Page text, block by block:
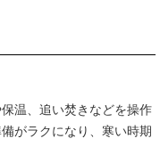
温、追い焚きなどを操作
がラクになり、寒い時期